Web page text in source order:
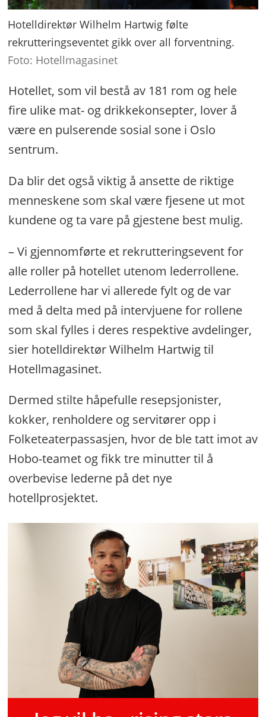
Hotelldirektør Wilhelm Hartwig følte
rekrutteringseventet gikk over all forventning.
Foto: Hotellmagasinet
Hotellet, som vil bestå av 181 rom og hele
fire ulike mat- og drikkekonsepter, lover å
være en pulserende sosial sone i Oslo
sentrum.
Da blir det også viktig å ansette de riktige
menneskene som skal være fjesene ut mot
kundene og ta vare på gjestene best mulig.
– Vi gjennomførte et rekrutteringsevent for
alle roller på hotellet utenom lederrollene.
Lederrollene har vi allerede fylt og de var
med å delta med på intervjuene for rollene
som skal fylles i deres respektive avdelinger,
sier hotelldirektør Wilhelm Hartwig til
Hotellmagasinet.
Dermed stilte håpefulle resepsjonister,
kokker, renholdere og servitører opp i
Folketeaterpassasjen, hvor de ble tatt imot av
Hobo-teamet og fikk tre minutter til å
overbevise lederne på det nye
hotellprosjektet.